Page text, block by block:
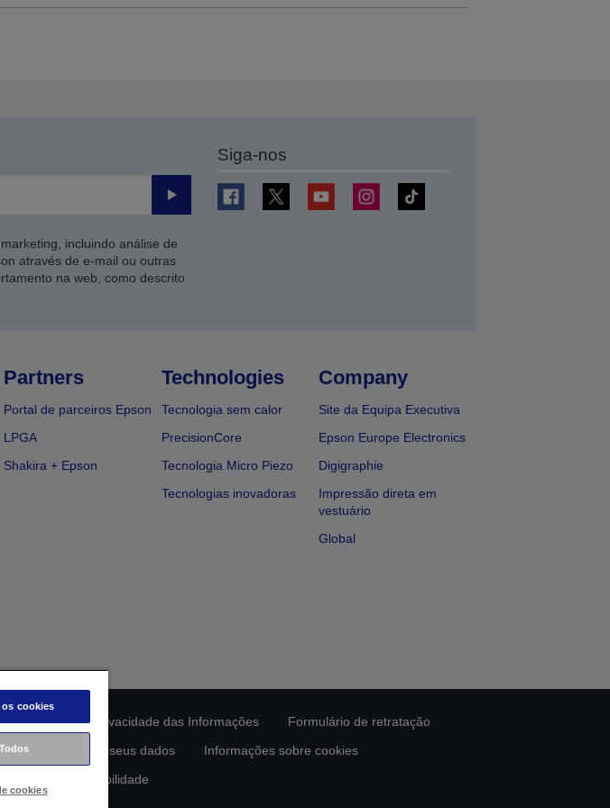
Enviar
incluindo análise de
através de e-mail ou outras
na web, como descrito
Siga-nos
Partners
Portal de parceiros Epson
LPGA
Shakira + Epson
Technologies
Tecnologia sem calor
PrecisionCore
Tecnologia Micro Piezo
Tecnologias inovadoras
Company
Site da Equipa Executiva
Epson Europe Electronics
Digigraphie
Impressão direta em
vestuário
Global
Declaração de Privacidade das Informações
Formulário de retratação
nos sobre os seus dados
Informações sobre cookies
com a acessibilidade
cookies
cookies